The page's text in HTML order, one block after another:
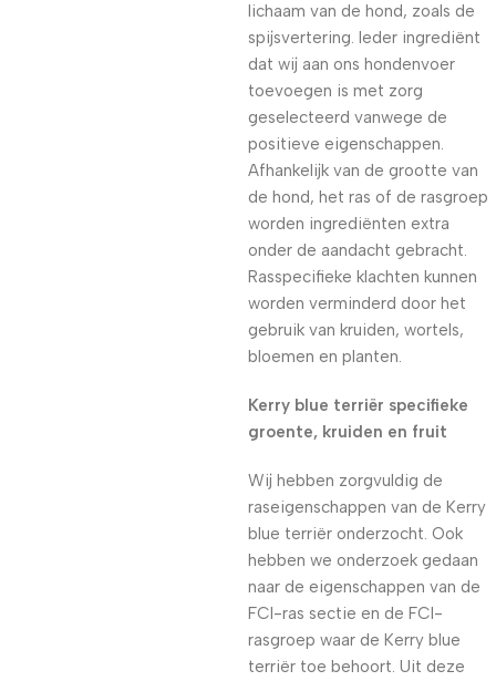
lichaam van de hond, zoals de
spijsvertering. Ieder ingrediënt
dat wij aan ons hondenvoer
toevoegen is met zorg
geselecteerd vanwege de
positieve eigenschappen.
Afhankelijk van de grootte van
de hond, het ras of de rasgroep
worden ingrediënten extra
onder de aandacht gebracht.
Rasspecifieke klachten kunnen
worden verminderd door het
gebruik van kruiden, wortels,
bloemen en planten.
Kerry blue terriër specifieke
groente, kruiden en fruit
Wij hebben zorgvuldig de
raseigenschappen van de Kerry
blue terriër onderzocht. Ook
hebben we onderzoek gedaan
naar de eigenschappen van de
FCI-ras sectie en de FCI-
rasgroep waar de Kerry blue
terriër toe behoort. Uit deze